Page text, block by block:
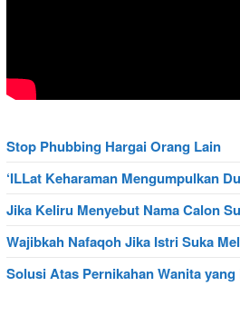
Stop Phubbing Hargai Orang Lain
‘ILLat Keharaman Mengumpulkan
Jika Keliru Menyebut Nama Calon
Wajibkah Nafaqoh Jika Istri Suka
Solusi Atas Pernikahan Wanita